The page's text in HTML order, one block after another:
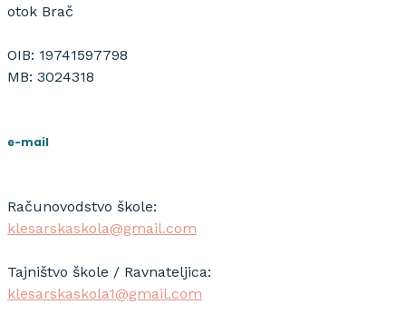
otok Brač
OIB: 19741597798
MB: 3024318
e-mail
Računovodstvo škole:
klesarskaskola@gmail.com
Tajništvo škole / Ravnateljica:
klesarskaskola1@gmail.com